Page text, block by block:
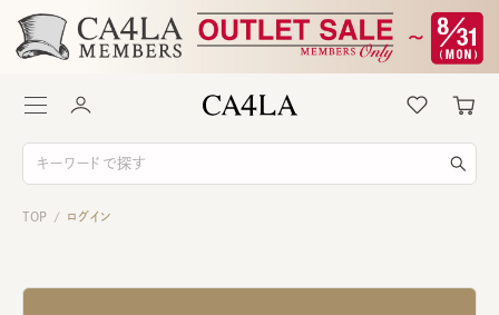
TOP / ログイン